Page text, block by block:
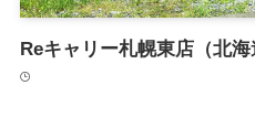
Reキャリー札幌東店（北海